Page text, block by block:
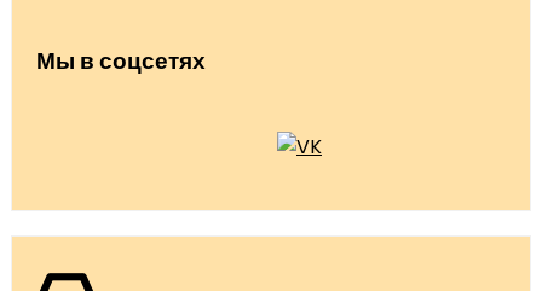
Мы в соцсетях